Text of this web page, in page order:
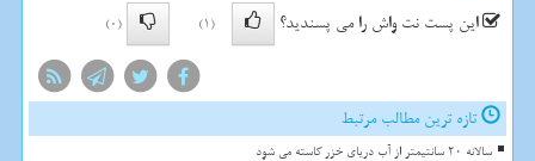
این پست نت واش را می پسندید؟
(1)
(0)
تازه ترین مطالب مرتبط
سالانه 20 سانتیمتر از آب دریای خزر کاسته می شود